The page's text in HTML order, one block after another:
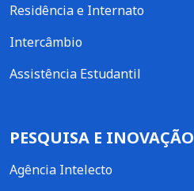
Residência e Internato
Intercâmbio
Assistência Estudantil
PESQUISA E INOVAÇÃO
Agência Intelecto